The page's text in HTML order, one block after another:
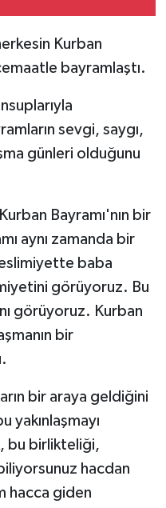
Kurban
bayramlaştı.
sevgi, saygı,
günleri olduğunu
Bayramı'nın bir
aynı zamanda bir
baba
görüyoruz. Bu
görüyoruz. Kurban
bir
bir araya geldiğini
yakınlaşmayı
bu birlikteliği,
hacdan
hacca giden